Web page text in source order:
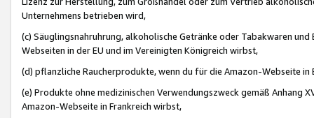
Unternehmens betrieben wird,
(c) Säuglingsnahruhrung, alkoholische Getränke oder Tabakwaren
Webseiten in der EU und im Vereinigten Königreich wirbst,
(d) pflanzliche Raucherprodukte, wenn du für die Amazon-Webseite in
(e) Produkte ohne medizinischen Verwendungszweck gemäß Anhang
Amazon-Webseite in Frankreich wirbst,